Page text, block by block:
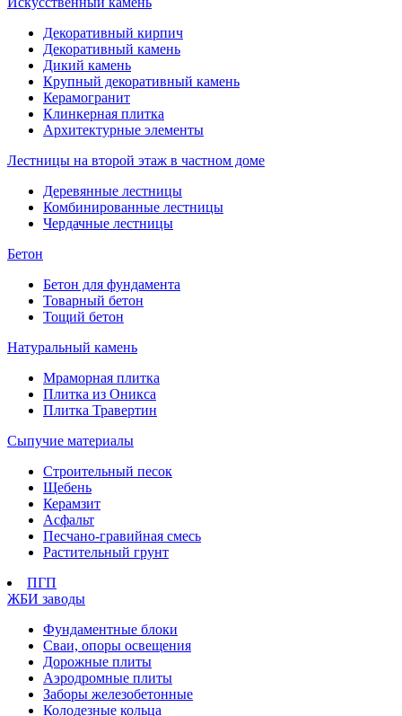
Декоративный кирпич
Декоративный камень
Дикий камень
Крупный декоративный камень
Керамогранит
Клинкерная плитка
Архитектурные элементы
Лестницы на второй этаж в частном доме
Деревянные лестницы
Комбинированные лестницы
Чердачные лестницы
Бетон
Бетон для фундамента
Товарный бетон
Тощий бетон
Натуральный камень
Мраморная плитка
Плитка из Оникса
Плитка Травертин
Сыпучие материалы
Строительный песок
Щебень
Керамзит
Асфальт
Песчано-гравийная смесь
Растительный грунт
ПГП
ЖБИ заводы
Фундаментные блоки
Сваи, опоры освещения
Дорожные плиты
Аэродромные плиты
Заборы железобетонные
Колодезные кольца